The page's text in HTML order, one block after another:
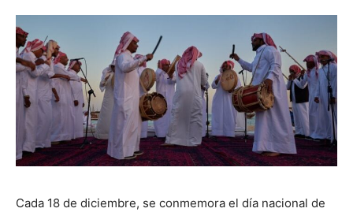
Cada 18 de diciembre, se conmemora el día nacional de